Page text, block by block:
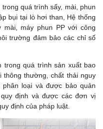
quá trình sấy, mài, phun
bụi tại lò hơi than, Hệ thống
máy phun PP với công
trường đảm bảo các chỉ số
trong quá trình sản xuất bao
thông thường, chất thải nguy
loại và được bảo quản
định và được các đơn vị
định của pháp luật.